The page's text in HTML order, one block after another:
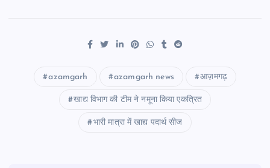
azamgarh azamgarh news आज़मगढ़
खाद्य विभाग की टीम ने नमूना किया एकत्रित
भारी मात्रा में खाद्य पदार्थ सीज